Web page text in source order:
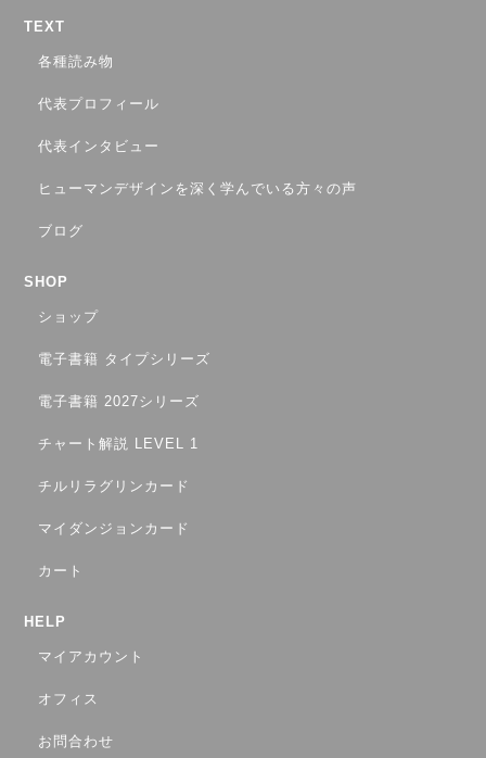
TEXT
各種読み物
代表プロフィール
代表インタビュー
ヒューマンデザインを深く学んでいる方々の声
ブログ
SHOP
ショップ
電子書籍 タイプシリーズ
電子書籍 2027シリーズ
チャート解説 LEVEL 1
チルリラグリンカード
マイダンジョンカード
カート
HELP
マイアカウント
オフィス
お問合わせ